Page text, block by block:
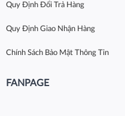
Quy Định Đổi Trả Hàng
Quy Định Giao Nhận Hàng
Chính Sách Bảo Mật Thông Tin
FANPAGE